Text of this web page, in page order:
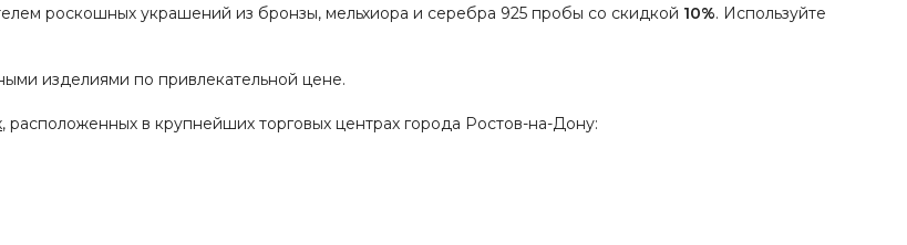
роскошных украшений из бронзы, мельхиора и серебра 925 пробы со скидкой 10%. Используйте
изделиями по привлекательной цене.
, расположенных в крупнейших торговых центрах города Ростов-на-Дону: